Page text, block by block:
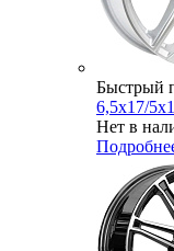
Быстрый
6,5x17/
Нет в